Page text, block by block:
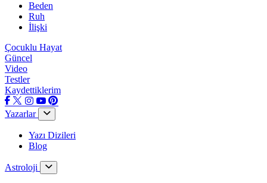
Beden
Ruh
İlişki
Çocuklu Hayat
Güncel
Video
Testler
Kaydettiklerim
Yazarlar
Yazı Dizileri
Blog
Astroloji